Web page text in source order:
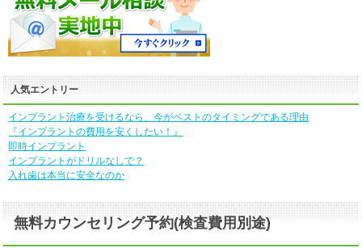
人気エントリー
インプラント治療を受けるなら、今がベストのタイミングである理由
『インプラントの費用を安くしたい！』
即時インプラント
インプラントがドリルなしで？
入れ歯は本当に安全なのか
無料カウンセリング予約(検査費用別途)